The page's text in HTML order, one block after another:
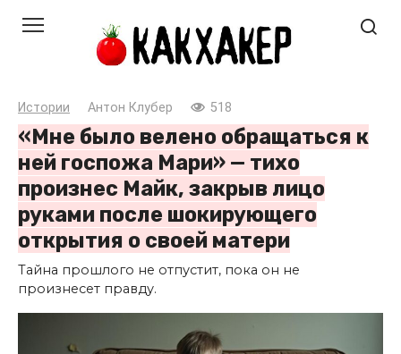
Истории Антон Клубер 518
«Мне было велено обращаться к
ней госпожа Мари» — тихо
произнес Майк, закрыв лицо
руками после шокирующего
открытия о своей матери
Тайна прошлого не отпустит, пока он не
произнесет правду.